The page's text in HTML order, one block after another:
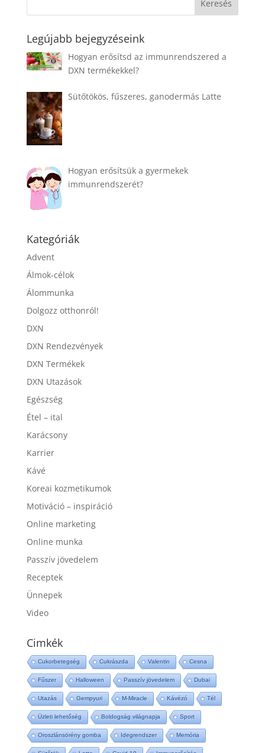
Legújabb bejegyzéseink
Hogyan erősítsd az immunrendszered a
DXN termékekkel?
Sütőtökös, fűszeres, ganodermás Latte
Hogyan erősítsük a gyermekek
immunrendszerét?
Kategóriák
Advent
Álmok-célok
Álommunka
Dolgozz otthonról!
DXN
DXN Rendezvények
DXN Termékek
DXN Utazások
Egészség
Étel – ital
Karácsony
Karrier
Kávé
Koreai kozmetikumok
Motiváció – inspiráció
Online marketing
Online munka
Passzív jövedelem
Receptek
Ünnepek
Video
Cimkék
Cukorbetegség Cukrászda Valentin Cesna
Fűszer Halloween Passzív jövedelem Dubai
Utazás Gempyuri M-Miracle Kávézó Tél
Üzleti lehetőség Boldogság világnapja Sport
Oroszlánsörény gomba Idegrendszer Memória